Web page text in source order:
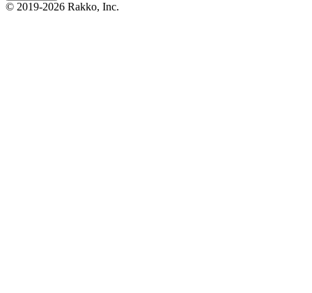
© 2019-2026 Rakko, Inc.